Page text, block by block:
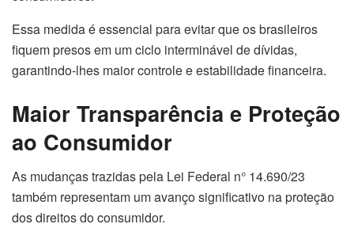
Essa medida é essencial para evitar que os brasileiros
fiquem presos em um ciclo interminável de dívidas,
garantindo-lhes maior controle e estabilidade financeira.
Maior Transparência e Proteção
ao Consumidor
As mudanças trazidas pela Lei Federal n° 14.690/23
também representam um avanço significativo na proteção
dos direitos do consumidor.